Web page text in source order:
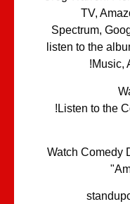
listen to
Listen
Watch